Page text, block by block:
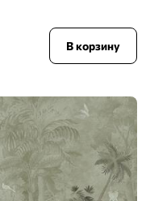
В корзину